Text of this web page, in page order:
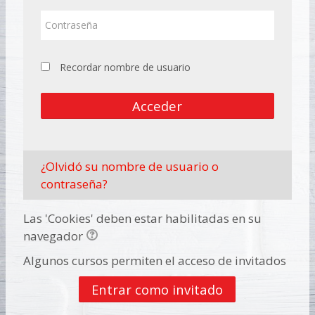
Recordar nombre de usuario
Acceder
¿Olvidó su nombre de usuario o
contraseña?
Las 'Cookies' deben estar habilitadas en su
navegador
Algunos cursos permiten el acceso de invitados
Entrar como invitado